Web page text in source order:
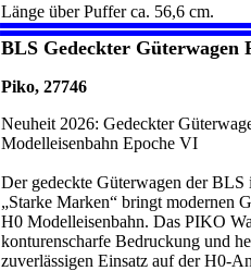
Länge über Puffer ca. 56,6 cm.
BLS Gedeckter Güterwagen
Piko, 27746
Neuheit 2026: Gedeckter
Modelleisenbahn Epoche VI
Der gedeckte Güterwagen der BLS
„Starke Marken“ bringt modernen
H0 Modelleisenbahn. Das PIKO
konturenscharfe Bedruckung und
zuverlässigen Einsatz auf der H0-